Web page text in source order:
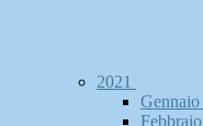
2021
Gennaio
Febbraio